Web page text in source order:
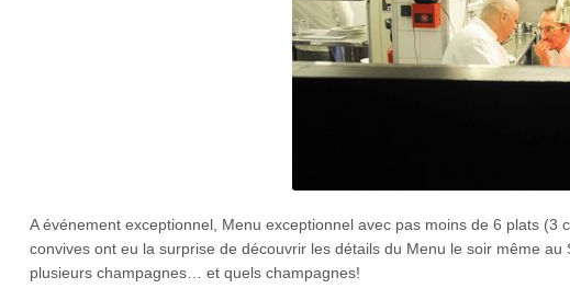
A événement exceptionnel, Menu exceptionnel avec pas moins de 6 plats
convives ont eu la surprise de découvrir les détails du Menu le soir même
plusieurs champagnes… et quels champagnes!